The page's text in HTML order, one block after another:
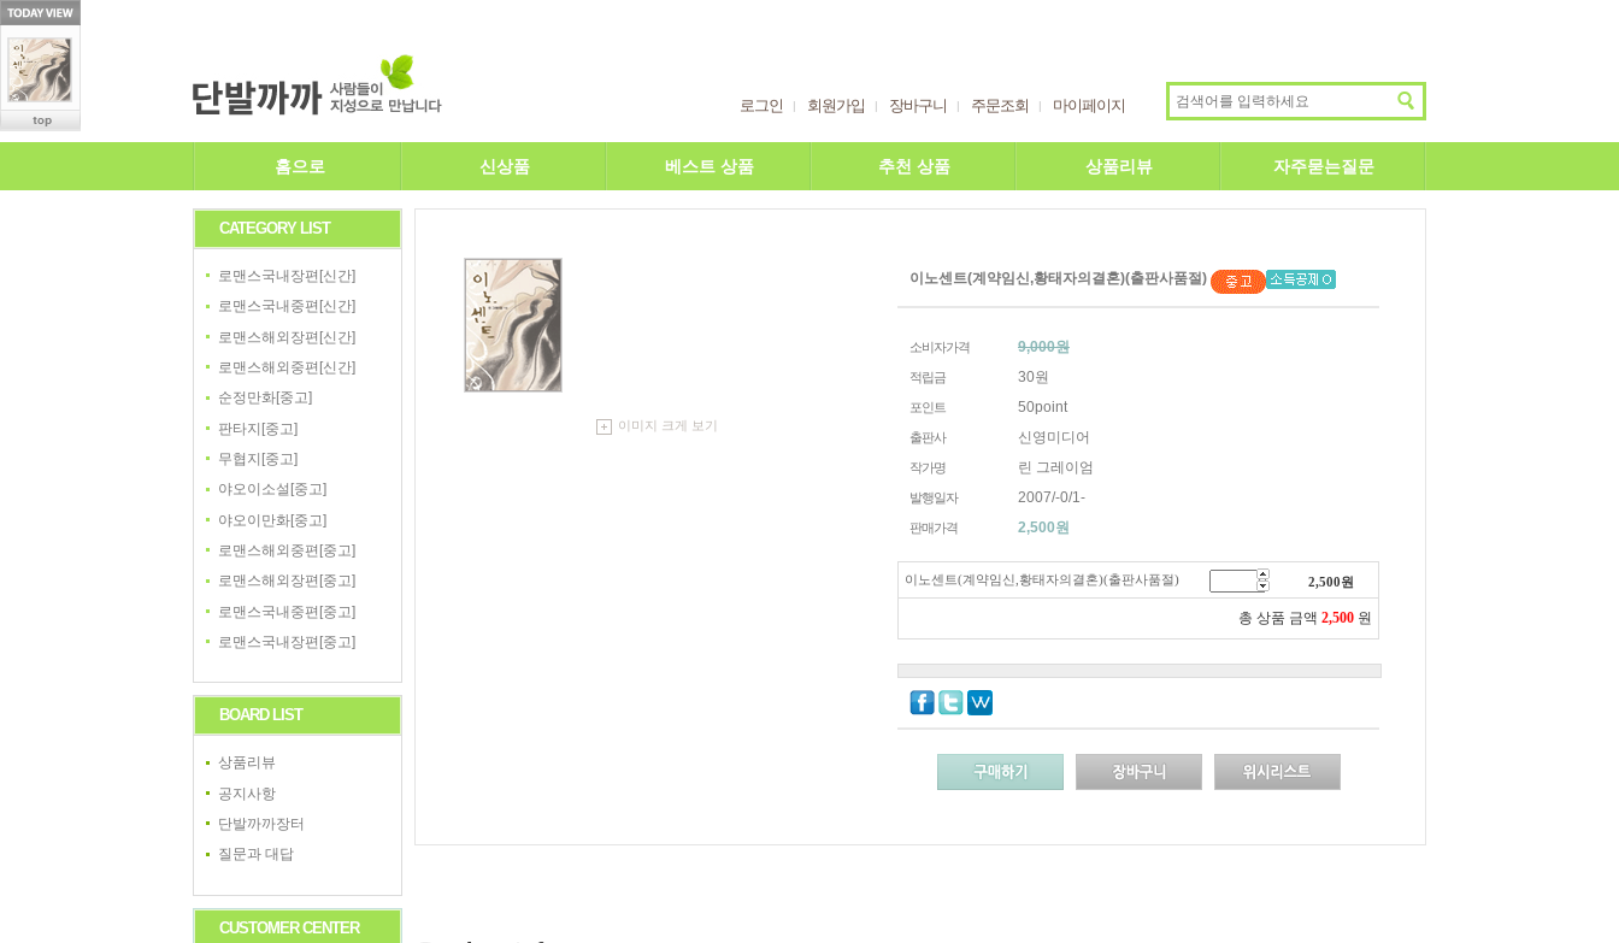
로그인 회원가입 장바구니 주문조회 마이페이지
홈으로 신상품 베스트 상품 추천 상품 상품리뷰 자주묻는질문
CATEGORY LIST
로맨스국내장편[신간]
로맨스국내중편[신간]
로맨스해외장편[신간]
로맨스해외중편[신간]
순정만화[중고]
판타지[중고]
무협지[중고]
야오이소설[중고]
야오이만화[중고]
로맨스해외중편[중고]
로맨스해외장편[중고]
로맨스국내중편[중고]
로맨스국내장편[중고]
BOARD LIST
상품리뷰
공지사항
단발까까장터
질문과 대답
CUSTOMER CENTER
이미지 크게 보기
이노센트(계약임신,황태자의결혼)(출판사품절)
소비자가격 9,000원
적립금 30원
포인트 50point
출판사 신영미디어
작가명 린 그레이엄
발행일자 2007/-0/1-
판매가격 2,500원
이노센트(계약임신,황태자의결혼)(출판사품절) 2,500원
총 상품 금액 2,500 원